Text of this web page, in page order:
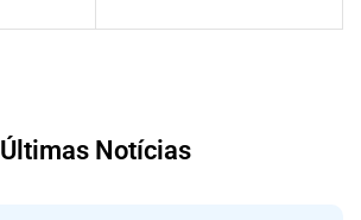
Últimas Notícias